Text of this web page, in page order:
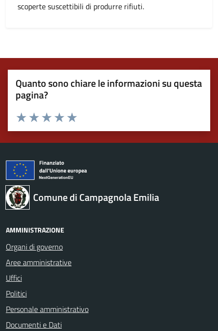
scoperte suscettibili di produrre rifiuti.
Quanto sono chiare le informazioni su questa
pagina?
Valuta 5 stelle su 5
Valuta 4 stelle su 5
Valuta 3 stelle su 5
Valuta 2 stelle su 5
Valuta 1 stelle su 5
Comune di Campagnola Emilia
AMMINISTRAZIONE
Organi di governo
Aree amministrative
Uffici
Politici
Personale amministrativo
Documenti e Dati